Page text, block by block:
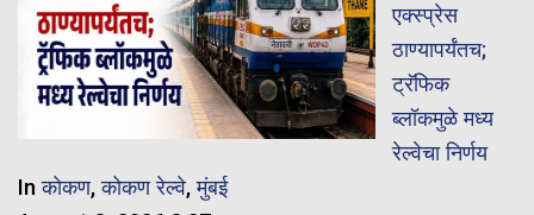
एक्स्प्रेस
ठाण्यापर्यंतच;
ट्रॅफिक
ब्लॉकमुळे मध्य
रेल्वेचा निर्णय
Inकोकण,कोकण रेल्वे,मुंबई